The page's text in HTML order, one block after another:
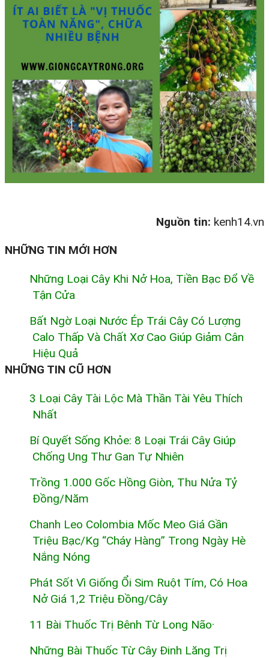
Nguồn tin: kenh14.vn
NHỮNG TIN MỚI HƠN
Những Loại Cây Khi Nở Hoa, Tiền Bạc Đổ Về
Tận Cửa
Bất Ngờ Loại Nước Ép Trái Cây Có Lượng
Calo Thấp Và Chất Xơ Cao Giúp Giảm Cân
Hiệu Quả
NHỮNG TIN CŨ HƠN
3 Loại Cây Tài Lộc Mà Thần Tài Yêu Thích
Nhất
Bí Quyết Sống Khỏe: 8 Loại Trái Cây Giúp
Chống Ung Thư Gan Tự Nhiên
Trồng 1.000 Gốc Hồng Giòn, Thu Nửa Tỷ
Đồng/năm
Chanh Leo Colombia Mốc Meo Giá Gần
Triệu Bạc/kg “cháy Hàng” Trong Ngày Hè
Nắng Nóng
Phát Sốt Vì Giống Ổi Sim Ruột Tím, Có Hoa
Nở Giá 1,2 Triệu Đồng/cây
11 Bài Thuốc Trị Bênh Từ Long Não·
Những Bài Thuốc Từ Cây Đinh Lăng Trị